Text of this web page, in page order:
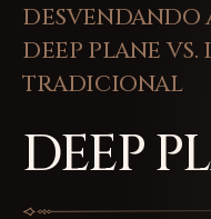
DESVENDANDO
DEEP PLANE
TRADICIONAL
DEEP